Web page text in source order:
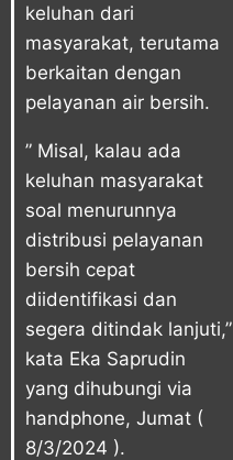
keluhan dari
masyarakat, terutama
berkaitan dengan
pelayanan air bersih.
” Misal, kalau ada
keluhan masyarakat
soal menurunnya
distribusi pelayanan
bersih cepat
diidentifikasi dan
segera ditindak lanjuti,”
kata Eka Saprudin
yang dihubungi via
handphone, Jumat (
8/3/2024 ).